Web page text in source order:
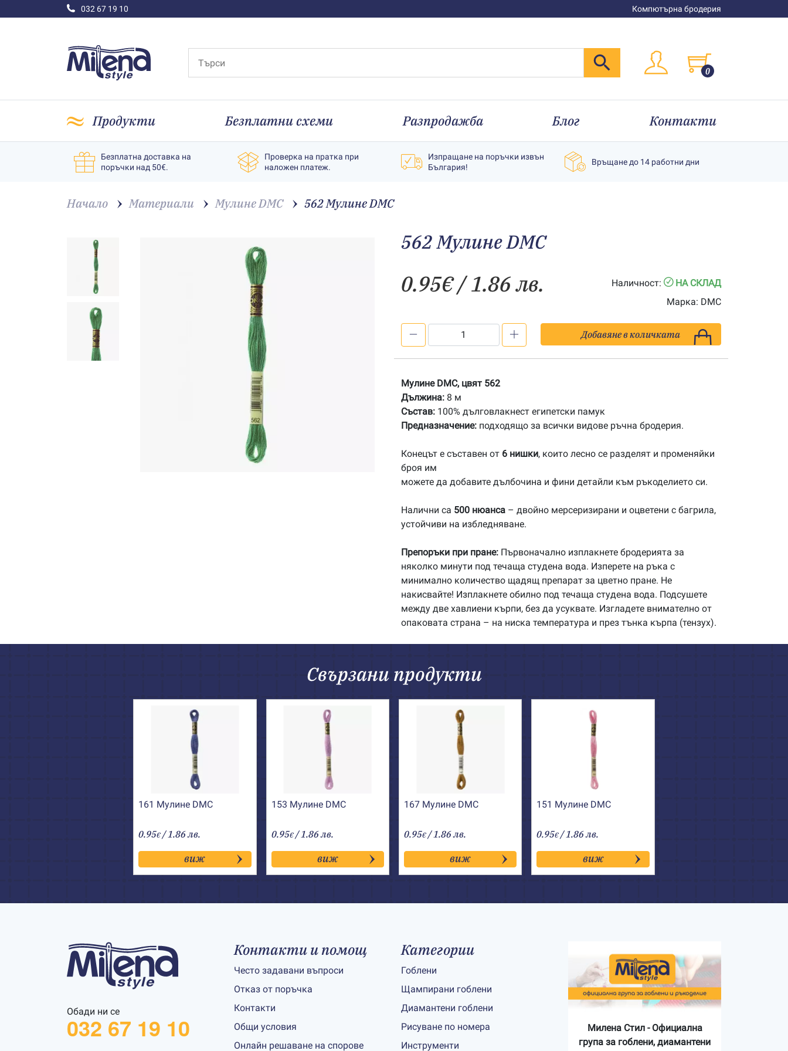
032 67 19 10 Компютърна бродерия
0
Продукти Безплатни схеми Разпродажба Блог Контакти
Безплатна доставка на
поръчки над 50€.
Проверка на пратка при
наложен платеж.
Изпращане на поръчки извън
България!
Връщане до 14 работни дни
Начало Материали Мулине DMC 562 Мулине DMC
562 Мулине DMC
0.95€/ 1.86 лв. Наличност:
НА СКЛАД
Марка: DMC
Мулине
DMC
Добавяне в количката
Мулине DMC, цвят 562
Дължина: 8 м
Състав: 100% дълговлакнест египетски памук
Предназначение: подходящо за всички видове ръчна бродерия.
Конецът е съставен от 6 нишки, които лесно се разделят и променяйки
броя им
можете да добавите дълбочина и фини детайли към ръкоделието си.
Налични са 500 нюанса – двойно мерсеризирани и оцветени с багрила,
устойчиви на избледняване.
Препоръки при пране: Първоначално изплакнете бродерията за
няколко минути под течаща студена вода. Изперете на ръка с
минимално количество щадящ препарат за цветно пране. Не
накисвайте! Изплакнете обилно под течаща студена вода. Подсушете
между две хавлиени кърпи, без да усуквате. Изгладете внимателно от
опаковата страна – на ниска температура и през тънка кърпа (тензух).
Свързани продукти
161 Мулине DMC
0.95€ / 1.86 лв.
виж
153 Мулине DMC
0.95€/ 1.86 лв.
виж
167 Мулине DMC
0.95€ / 1.86 лв.
виж
151 Мулине DMC
0.95€ / 1.86 лв.
виж
Обади ни се
032 67 19 10
Контакти и помощ
Често задавани въпроси
Отказ от поръчка
Контакти
Общи условия
Онлайн решаване на спорове
Категории
Гоблени
Щампирани гоблени
Диамантени гоблени
Рисуване по номера
Инструменти
Милена Стил - Официална
група за гоблени, диамантени